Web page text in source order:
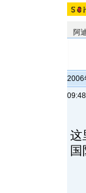
阿
2006
09:48
这
国